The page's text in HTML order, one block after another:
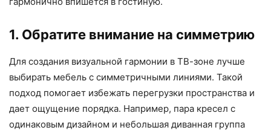
1. Обратите внимание на симметрию
Для создания визуальной гармонии в ТВ-зоне лучше
выбирать мебель с симметричными линиями. Такой
подход помогает избежать перегрузки пространства и
дает ощущение порядка. Например, пара кресел с
одинаковым дизайном и небольшая диванная группа